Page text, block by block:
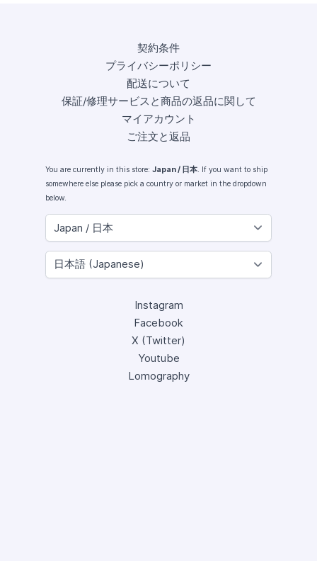
契約条件
プライバシーポリシー
配送について
保証/修理サービスと商品の返品に関して
マイアカウント
ご注文と返品
You are currently in this store: Japan / 日本. If you want to ship
somewhere else please pick a country or market in the dropdown
below.
Instagram
Facebook
X (Twitter)
Youtube
Lomography